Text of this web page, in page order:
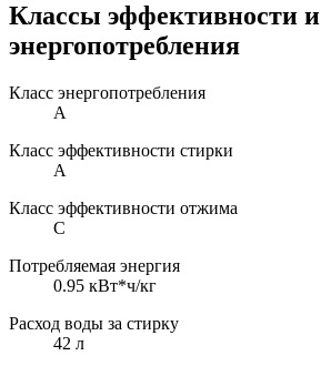
Классы эффективности и
энергопотребления
Класс энергопотребления
A
Класс эффективности стирки
A
Класс эффективности отжима
C
Потребляемая энергия
0.95 кВт*ч/кг
Расход воды за стирку
42 л